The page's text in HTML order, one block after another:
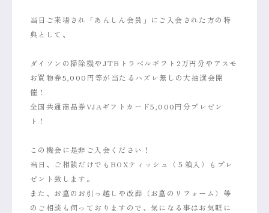
当日ご来場され「あんしん会員」にご入会された方の特
典として、
ダイソンの掃除機やJTBトラベルギフト2万円分やアスモ
お買物券5,000円等が当たるハズレ無しの大抽選会開
催！
全国共通商品券VJAギフトカード5,000円分プレゼン
ト！
この機会に是非ご入会ください！
当日、ご相談だけでもBOXティッシュ（５箱入）もプレ
ゼント致します。
また、お墓のお引っ越しや改葬（お墓のリフォーム）等
のご相談も伺っておりますので、気になる事はお気軽に